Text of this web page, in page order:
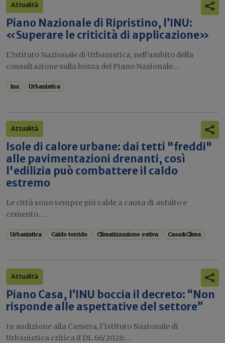
Attualità
Piano Nazionale di Ripristino, l’INU:
«Superare le criticità di applicazione»
L’Istituto Nazionale di Urbanistica, nell’ambito della
consultazione sulla bozza del Piano Nazionale...
Inu Urbanistica
Attualità
Isole di calore urbane: dai tetti "freddi"
alle pavimentazioni drenanti, così
l'edilizia può combattere il caldo
estremo
Le città sono sempre più calde a causa di asfalto e
cemento....
Urbanistica Caldo torrido Climatizzazione estiva Casa&Clima
Attualità
Piano Casa, l’INU boccia il decreto: “Non
risponde alle aspettative del settore”
In audizione alla Camera, l’Istituto Nazionale di
Urbanistica critica il DL 66/2026:...